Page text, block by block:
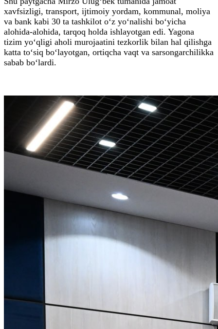
xavfsizligi, transport, ijtimoiy yordam, kommunal, moliya
va bank kabi 30 ta tashkilot o‘z yo‘nalishi bo‘yicha
alohida-alohida, tarqoq holda ishlayotgan edi. Yagona
tizim yo‘qligi aholi murojaatini tezkorlik bilan hal qilishga
katta to‘siq bo‘layotgan, ortiqcha vaqt va sarsongarchilikka
sabab bo‘lardi.